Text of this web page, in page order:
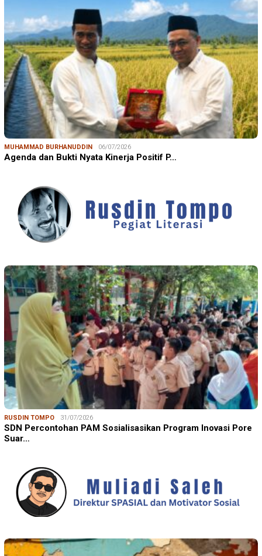
MUHAMMAD BURHANUDDIN 06/07/2026
Agenda dan Bukti Nyata Kinerja Positif P…
RUSDIN TOMPO 31/07/2026
SDN Percontohan PAM Sosialisasikan Program Inovasi Pore
Suar…